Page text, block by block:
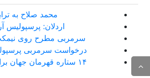
محمد صلاح به
اردلان: پرسپولیس
سرمربی مطرح روی
درخواست سرمربی
۱۴ ستاره قهرمان جهان برای فتح لیگ ملت‌ها